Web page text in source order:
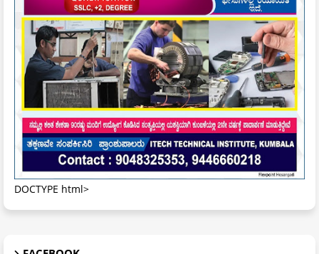
DOCTYPE html>